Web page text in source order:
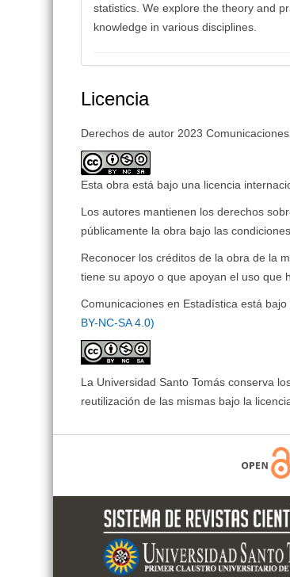
statistics. We explore the theory and
knowledge in various disciplines.
Licencia
Derechos de autor 2023
Esta obra está bajo una licencia
Los autores mantienen los derechos
públicamente la obra bajo las
Reconocer los créditos de la obra de la
tiene su apoyo o que apoyan el uso que
Comunicaciones en Estadística está
BY-NC-SA 4.0)
La Universidad Santo Tomás conserva
reutilización de las mismas bajo la